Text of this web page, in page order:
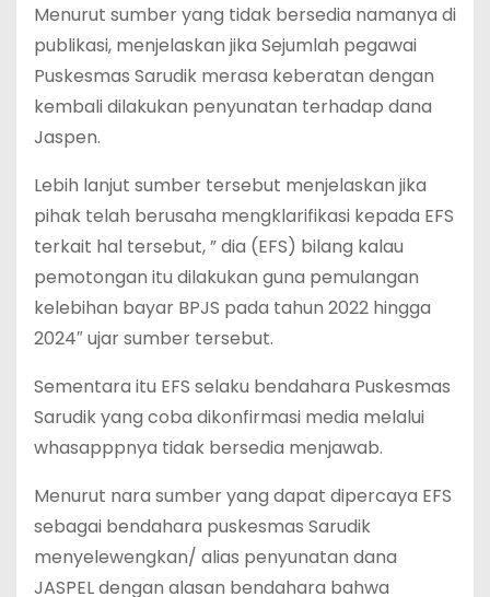
Menurut sumber yang tidak bersedia namanya di
publikasi, menjelaskan jika Sejumlah pegawai
Puskesmas Sarudik merasa keberatan dengan
kembali dilakukan penyunatan terhadap dana
Jaspen.
Lebih lanjut sumber tersebut menjelaskan jika
pihak telah berusaha mengklarifikasi kepada EFS
terkait hal tersebut, ” dia (EFS) bilang kalau
pemotongan itu dilakukan guna pemulangan
kelebihan bayar BPJS pada tahun 2022 hingga
2024″ ujar sumber tersebut.
Sementara itu EFS selaku bendahara Puskesmas
Sarudik yang coba dikonfirmasi media melalui
whasapppnya tidak bersedia menjawab.
Menurut nara sumber yang dapat dipercaya EFS
sebagai bendahara puskesmas Sarudik
menyelewengkan/ alias penyunatan dana
JASPEL dengan alasan bendahara bahwa